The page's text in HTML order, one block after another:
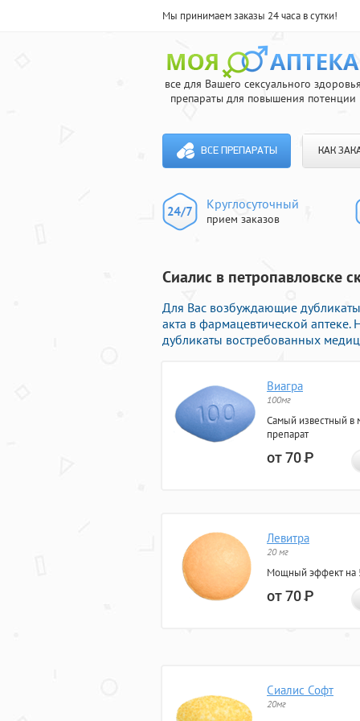
Мы принимаем заказы 24 часа в сутки!
все для Вашего сексуального
препараты для повышения потенции
ВСЕ ПРЕПАРАТЫ КАК
Круглосуточный
прием заказов
Сиалис в петропавловске
Для Вас возбуждающие
акта в фармацевтической
дубликаты востребованных
Виагра
100мг
Самый известный в
препарат
от 70Р
Левитра
20 мг
Мощный эффект на
от 70Р
Сиалис Софт
20мг